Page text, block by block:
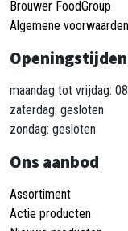
Brouwer FoodGroup
Algemene voorwaarden
Openingstijden
maandag tot vrijdag:
zaterdag: gesloten
zondag: gesloten
Ons aanbod
Assortiment
Actie producten